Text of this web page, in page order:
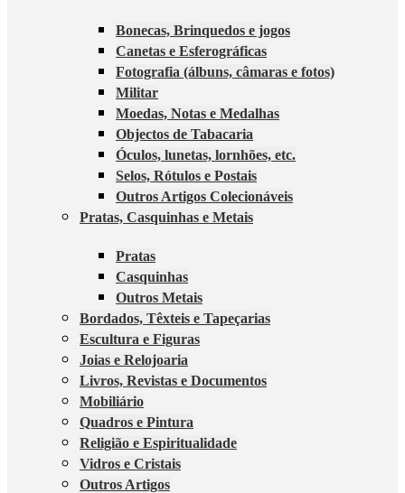
Bonecas, Brinquedos e jogos
Canetas e Esferográficas
Fotografia (álbuns, câmaras e fotos)
Militar
Moedas, Notas e Medalhas
Objectos de Tabacaria
Óculos, lunetas, lornhões, etc.
Selos, Rótulos e Postais
Outros Artigos Colecionáveis
Pratas, Casquinhas e Metais
Pratas
Casquinhas
Outros Metais
Bordados, Têxteis e Tapeçarias
Escultura e Figuras
Joias e Relojoaria
Livros, Revistas e Documentos
Mobiliário
Quadros e Pintura
Religião e Espiritualidade
Vidros e Cristais
Outros Artigos